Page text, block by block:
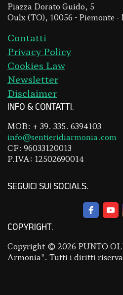
Piazza Dorato Guido, 5
Oulx (TO), 10056 - Piemonte -
Contatti
Privacy Policy
Cookies Law
Newsletter
Disclaimer
INFO & CONTATTI
MOB: + 39. 335. 6394103
info@sentieridiarmonia.com
CF: 96033120013
P.IVA: 12502690014
SEGUICI SUI SOCIALS
COPYRIGHT
Copyright © 2026 PUNTO
Armonia". Tutti i diritti